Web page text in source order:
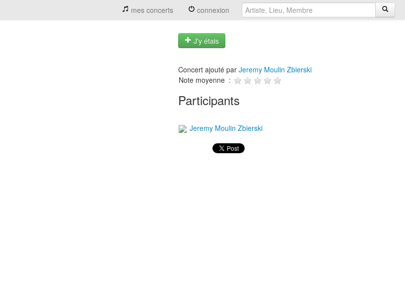
mes concerts connexion
J'y étais
Concert ajouté par Jeremy Moulin Zbierski
Note moyenne :
Participants
Jeremy Moulin Zbierski